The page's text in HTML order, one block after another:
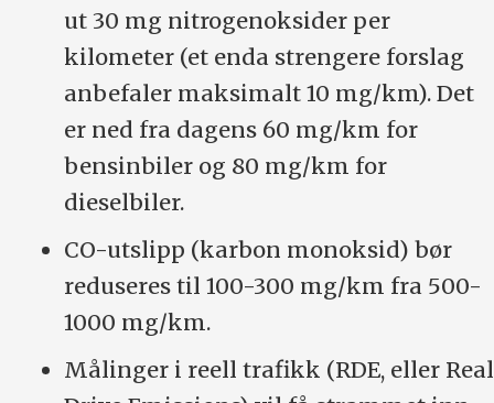
ut 30 mg nitrogenoksider per
kilometer (et enda strengere forslag
anbefaler maksimalt 10 mg/km). Det
er ned fra dagens 60 mg/km for
bensinbiler og 80 mg/km for
dieselbiler.
CO-utslipp (karbon monoksid) bør
reduseres til 100-300 mg/km fra 500-
1000 mg/km.
Målinger i reell trafikk (RDE, eller Real